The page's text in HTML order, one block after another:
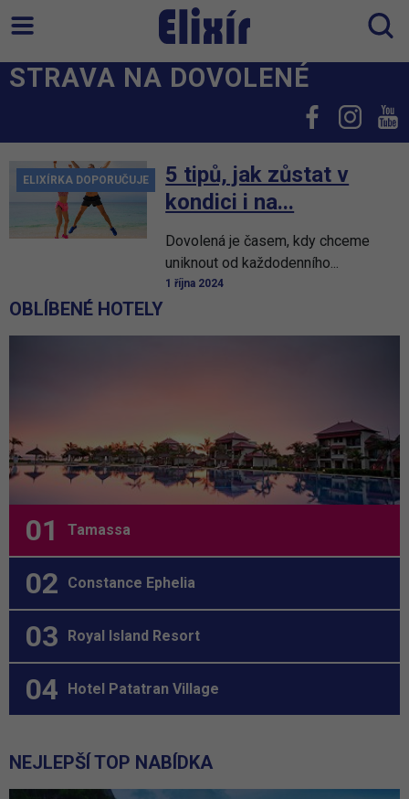
STRAVA NA DOVOLENÉ
1 října 2024
ELIXÍRKA DOPORUČUJE
5 tipů, jak zůstat v
kondici i na...
Dovolená je časem, kdy chceme
uniknout od každodenního...
OBLÍBENÉ HOTELY
Tamassa
Constance Ephelia
Royal Island Resort
Hotel Patatran Village
NEJLEPŠÍ TOP NABÍDKA